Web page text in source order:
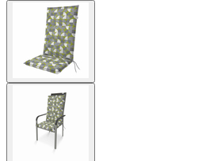
image